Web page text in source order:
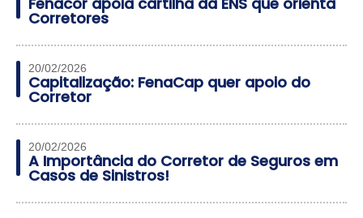
Corretores
20/02/2026
Capitalização: FenaCap quer apoio do
Corretor
20/02/2026
A Importância do Corretor de Seguros em
Casos de Sinistros!